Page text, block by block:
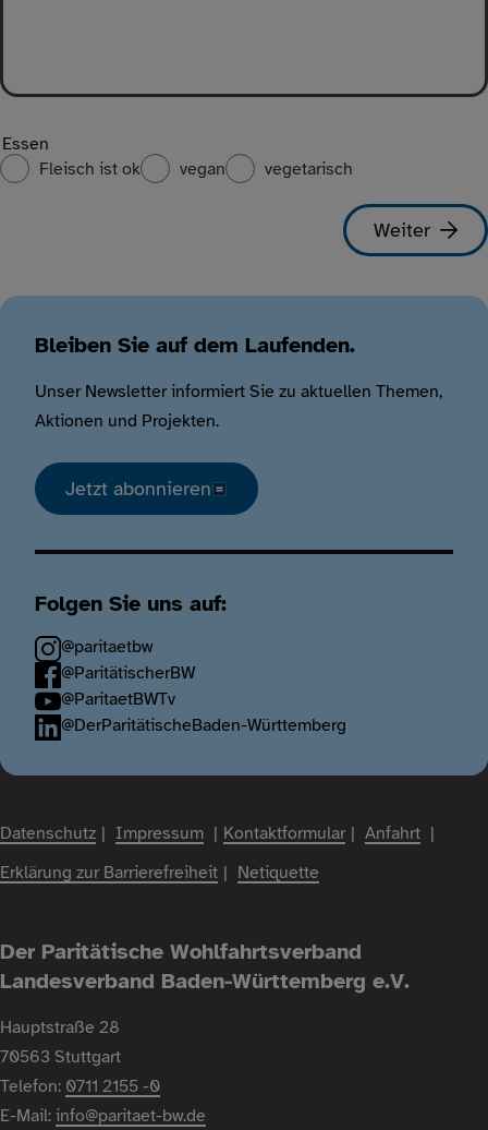
Essen
Fleisch ist ok
vegan vegetarisch
Bleiben Sie auf dem Laufenden.
Unser Newsletter informiert Sie zu aktuellen Themen,
Aktionen und Projekten.
Jetzt abonnieren
Folgen Sie uns auf:
@paritaetbw
@ParitätischerBW
@ParitaetBWTv
@DerParitätischeBaden-Württemberg
Fußzeile
Datenschutz Impressum Kontaktformular
Anfahrt
Erklärung zur Barrierefreiheit
Netiquette
Der Paritätische Wohlfahrtsverband
Landesverband Baden-Württemberg e.V.
Hauptstraße 28
70563 Stuttgart
Telefon: 0711 2155 -0
E-Mail: info@paritaet-bw.de